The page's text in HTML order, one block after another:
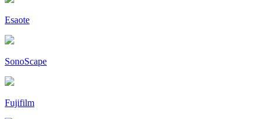
Esaote
SonoScape
Fujifilm